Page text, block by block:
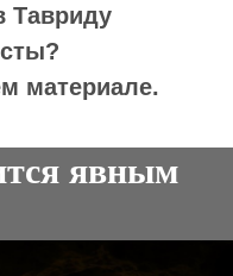
Тавриду
материале.
явным